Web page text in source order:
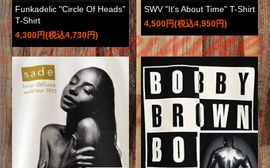
Funkadelic "Circle Of Heads"
T-Shirt
4,300円(税込4,730円)
SWV "It's About Time" T-Shirt
4,500円(税込4,950円)